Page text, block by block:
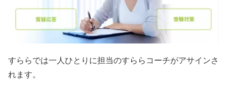
すららでは一人ひとりに担当のすららコーチがアサインさ
れます。